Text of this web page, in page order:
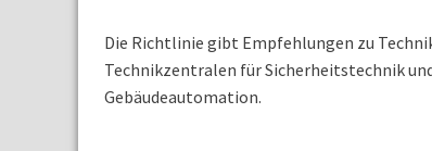
Die Richtlinie gibt Empfehlungen zu
Technikzentralen für Sicherheitstechnik
Gebäudeautomation.